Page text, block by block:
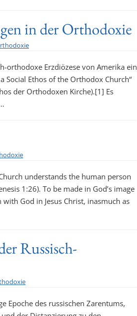
in der Orthodoxie
orthodoxe Erzdiözese von Amerika ein
Social Ethos of the Orthodox Church“
der Orthodoxen Kirche).[1] Es
understands the human person
1:26). To be made in God’s image
God in Jesus Christ, inasmuch as
Russisch-
Epoche des russischen Zarentums,